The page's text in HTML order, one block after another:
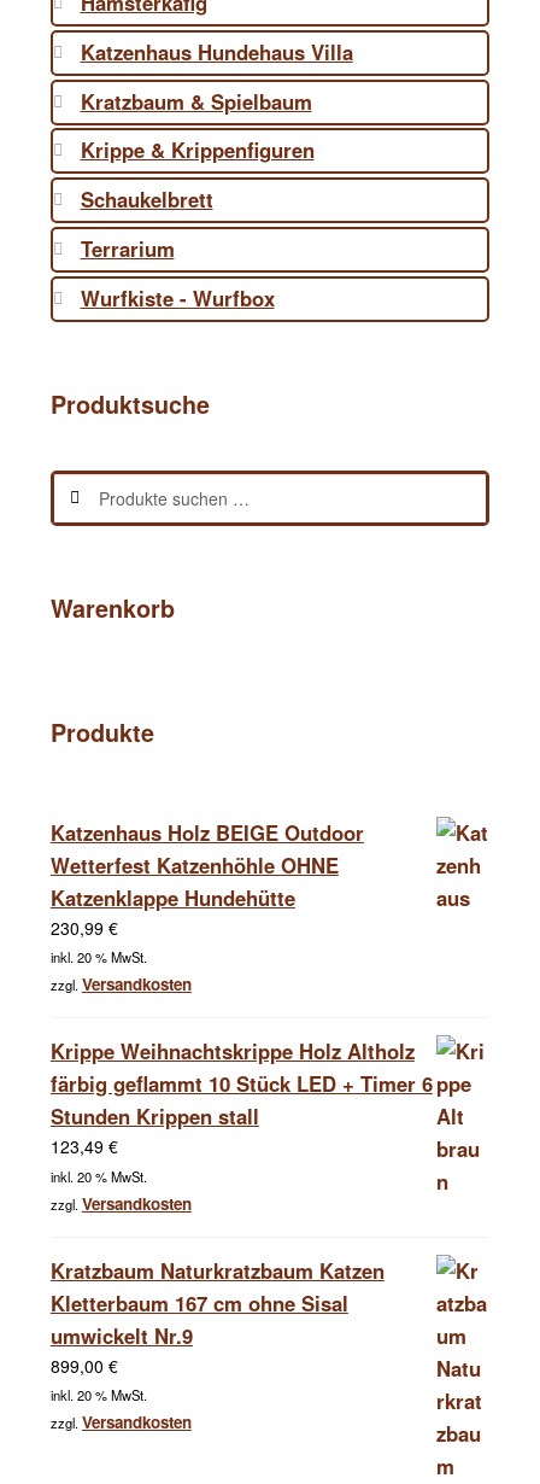
Katzenhaus Hundehaus Villa
Kratzbaum & Spielbaum
Krippe & Krippenfiguren
Schaukelbrett
Terrarium
Wurfkiste - Wurfbox
Produktsuche
Suchen
Suchen
Warenkorb
Produkte
Katzenhaus Holz BEIGE Outdoor
Wetterfest Katzenhöhle OHNE
Katzenklappe Hundehütte
230,99 €
inkl. 20 % MwSt.
zzgl.Versandkosten
Krippe Weihnachtskrippe Holz Altholz
färbig geflammt 10 Stück LED + Timer 6
Stunden Krippen stall
123,49 €
inkl. 20 % MwSt.
zzgl. Versandkosten
Kratzbaum Naturkratzbaum Katzen
Kletterbaum 167 cm ohne Sisal
umwickelt Nr.9
899,00 €
inkl. 20 % MwSt.
zzgl.Versandkosten